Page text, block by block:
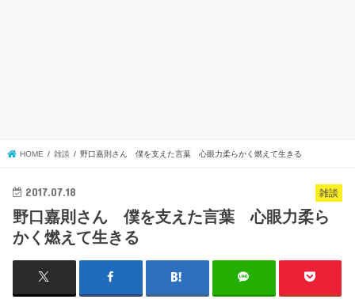
HOME 雑談 野口嘉則さん 僕を支えた言葉 心眼力柔らかく燃えて生きる
雑談
2017.07.18
野口嘉則さん 僕を支えた言葉 心眼力柔ら
かく燃えて生きる